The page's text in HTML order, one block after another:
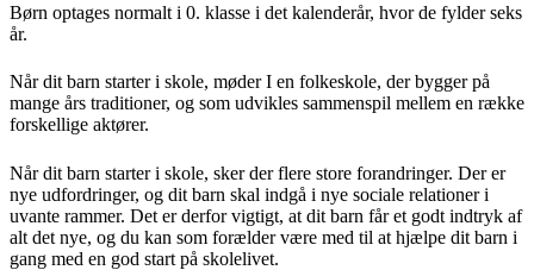
Børn optages normalt i 0. klasse i det kalenderår, hvor de fylder seks
år.
Når dit barn starter i skole, møder I en folkeskole, der bygger på
mange års traditioner, og som udvikles sammenspil mellem en række
forskellige aktører.
Når dit barn starter i skole, sker der flere store forandringer. Der er
nye udfordringer, og dit barn skal indgå i nye sociale relationer i
uvante rammer. Det er derfor vigtigt, at dit barn får et godt indtryk af
alt det nye, og du kan som forælder være med til at hjælpe dit barn i
gang med en god start på skolelivet.